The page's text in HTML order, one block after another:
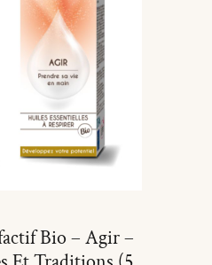
Bio – Agir –